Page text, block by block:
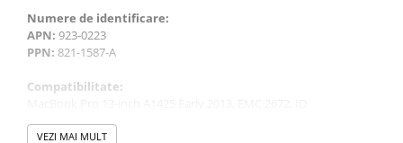
iPhone 15
iPhone 14 Pro Max
iPhone 14 Pro
iPhone 14
Numere de identificare:
APN: 923-0223
PPN: 821-1587-A
Compatibilitate:
MacBookPro10,2
MacBook Pro 13-inch A1425 Retina 2012, EMC 2557, ID
VEZI MAI MULT